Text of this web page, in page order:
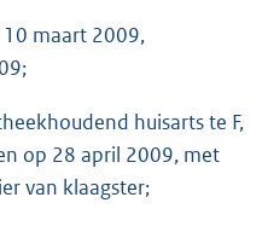
maart 2009,
huisarts te F,
op 28 april 2009, met
van klaagster;